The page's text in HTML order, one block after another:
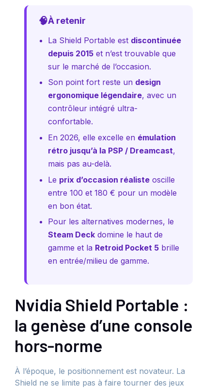
🧠À retenir
La Shield Portable est discontinuée
depuis 2015 et n’est trouvable que
sur le marché de l’occasion.
Son point fort reste un design
ergonomique légendaire, avec un
contrôleur intégré ultra-
confortable.
En 2026, elle excelle en émulation
rétro jusqu’à la PSP / Dreamcast,
mais pas au-delà.
Le prix d’occasion réaliste oscille
entre 100 et 180 € pour un modèle
en bon état.
Pour les alternatives modernes, le
Steam Deck domine le haut de
gamme et la Retroid Pocket 5 brille
en entrée/milieu de gamme.
Nvidia Shield Portable :
la genèse d’une console
hors-norme
À l’époque, le positionnement est novateur. La
Shield ne se limite pas à faire tourner des jeux